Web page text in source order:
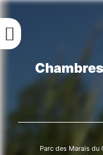
Aller
contenu
principal
Fil
d'Ariane
Parc des Marais du